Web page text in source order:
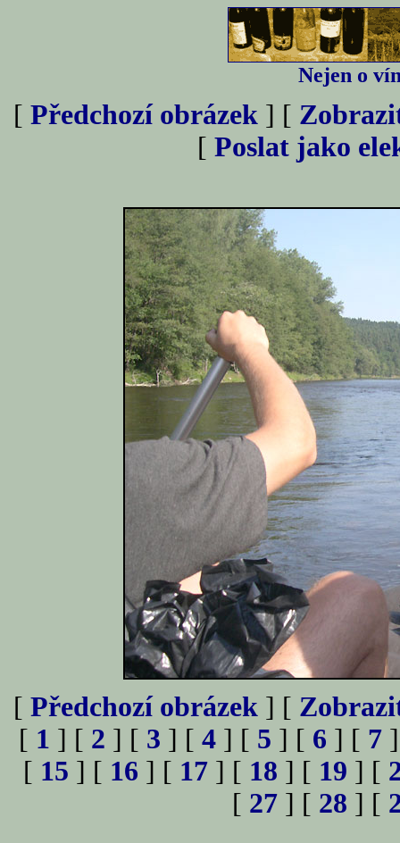
Nejen o
[ Předchozí obrázek ] [
[ Poslat jako
[ Předchozí obrázek ] [
[ 1 ] [ 2 ] [ 3 ] [ 4 ] [ 5 ] [ 6 ] [ 7
[ 15 ] [ 16 ] [ 17 ] [ 18 ] [ 19 ] [
[ 27 ] [ 28 ] [